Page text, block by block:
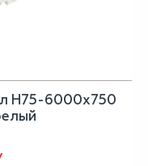
Н75-6000х750